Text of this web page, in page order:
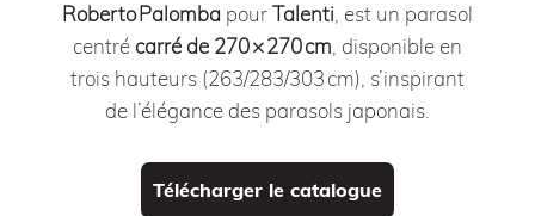
Roberto Palomba pourTalenti , est un parasol
centré carré de 270 × 270 cm , disponible en
trois hauteurs (263/283/303 cm), s’inspirant
de l’élégance des parasols japonais.
Télécharger le catalogue